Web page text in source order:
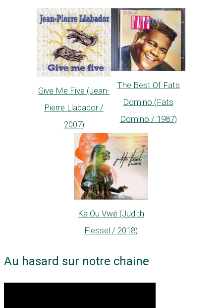
Give Me Five (Jean-
Pierre Llabador /
2007)
The Best Of Fats
Domino (Fats
Domino / 1987)
Ka Ou Vwé (Judith
Flessel / 2018)
Au hasard sur notre chaine